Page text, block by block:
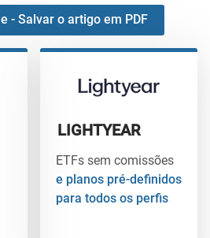
- Salvar o artigo em PDF
LIGHTYEAR
ETFs sem comissões
e planos pré-definidos
para todos os perfis